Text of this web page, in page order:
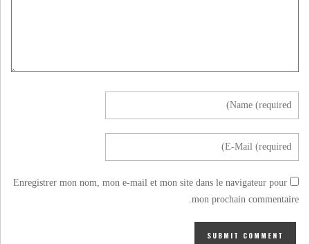
Enregistrer mon nom, mon e-mail et mon site dans le navigateur pour
mon prochain commentaire.